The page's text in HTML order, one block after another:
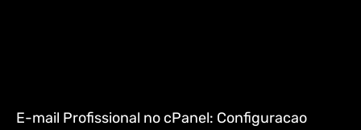
E-mail Profissional no cPanel: Configuracao